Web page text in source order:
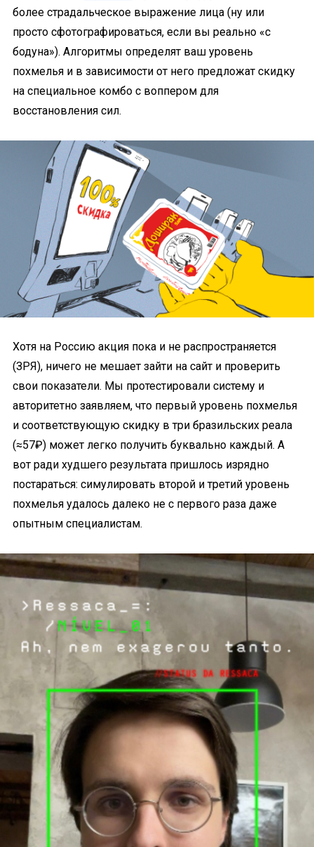
более страдальческое выражение лица (ну или
просто сфотографироваться, если вы реально «с
бодуна»). Алгоритмы определят ваш уровень
похмелья и в зависимости от него предложат скидку
на специальное комбо с воппером для
восстановления сил.
Хотя на Россию акция пока и не распространяется
(ЗРЯ), ничего не мешает зайти на сайт и проверить
свои показатели. Мы протестировали систему и
авторитетно заявляем, что первый уровень похмелья
и соответствующую скидку в три бразильских реала
(≈57₽) может легко получить буквально каждый. А
вот ради худшего результата пришлось изрядно
постараться: симулировать второй и третий уровень
похмелья удалось далеко не с первого раза даже
опытным специалистам.